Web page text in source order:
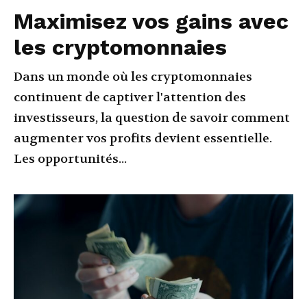
Maximisez vos gains avec
les cryptomonnaies
Dans un monde où les cryptomonnaies
continuent de captiver l'attention des
investisseurs, la question de savoir comment
augmenter vos profits devient essentielle.
Les opportunités...